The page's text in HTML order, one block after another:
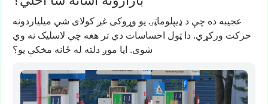
عجيبه ده چې د ډیپلوماټۍ یو وړوکی غږ کولای شي میلیاردونه
حرکت ورکړي. دا ټول احساسات دي تر هغه چې لاسلیک نه وي
شوی. ایا موږ دلته له ځانه مخکې یو؟